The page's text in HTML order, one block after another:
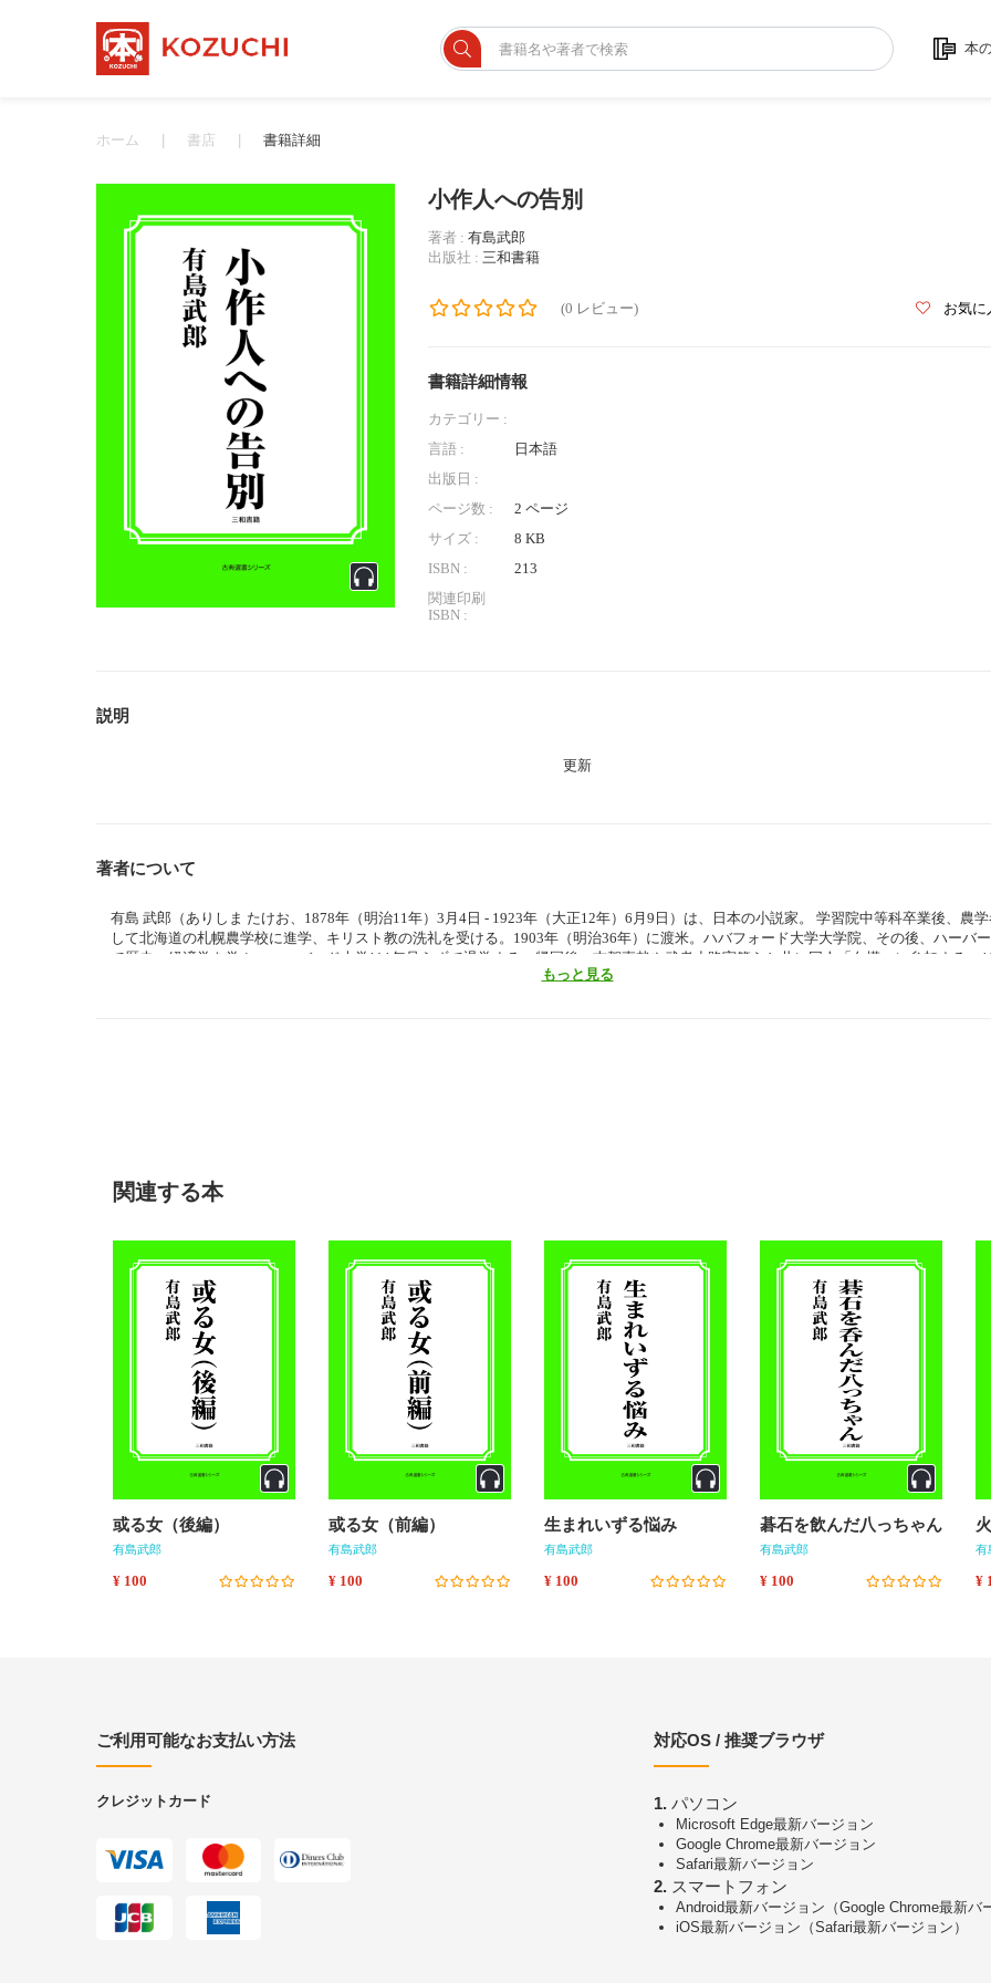
本
ホーム 書店 書籍詳細
小作人への告別
著者 : 有島武郎
出版社 : 三和書籍
(0 レビュー) お気に
書籍詳細情報
カテゴリー :
言語 :
日本語
出版日 :
ページ数 :
2 ページ
サイズ :
8 KB
ISBN :
213
関連印刷
ISBN :
説明
更新
著者について
有島 武郎（ありしま たけお、1878年（明治11年）3月4日 - 1923年（大正12年）6月9日）は、日本の小説家。 学習院中等科卒業後、農
して北海道の札幌農学校に進学、キリスト教の洗礼を受ける。1903年（明治36年）に渡米。ハバフォード大学大学院、その後、ハーバ
で歴史・経済学を学ぶ。ハーバード大学は1年足らずで退学する。帰国後、志賀直哉や武者小路実篤らと共に同人「白樺」に参加する。
軽井沢の別荘（浄月荘）で波多野秋子と心中した。 長男・行光（ゆきみつ）は、俳優の森雅之。 代表作に『カインの末裔』『或る女』や
もっと見る
関連する本
或る女（後編）
有島武郎
¥ 100
或る女（前編）
有島武郎
¥ 100
生まれいずる悩み
有島武郎
¥ 100
碁石を飲んだ八っちゃん
有島武郎
¥ 100
有
¥
ご利用可能なお支払い方法
クレジットカード
対応OS / 推奨ブラウザ
1.パソコン
Microsoft Edge最新バージョン
Google Chrome最新バージョン
Safari最新バージョン
2.スマートフォン
Android最新バージョン（Google Chrome最新バ
iOS最新バージョン（Safari最新バージョン）